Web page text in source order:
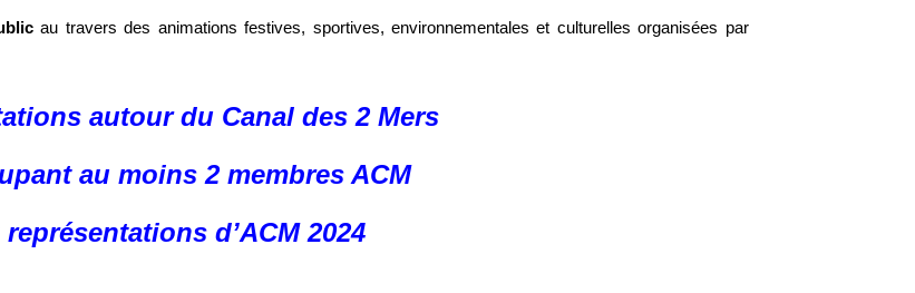
au travers des animations festives, sportives, environnementales et culturelles organisées par
autour du Canal des 2 Mers
au moins 2 membres ACM
d’ACM 2024